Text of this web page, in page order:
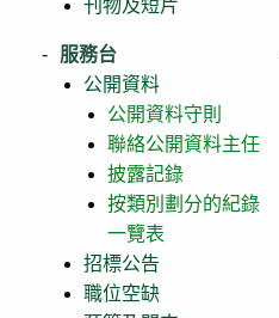
刊物及短片
服務台
公開資料
公開資料守則
聯絡公開資料主任
披露記錄
按類別劃分的紀錄
一覽表
招標公告
職位空缺